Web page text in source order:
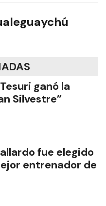
ganó la
Silvestre”
fue elegido
entrenador de